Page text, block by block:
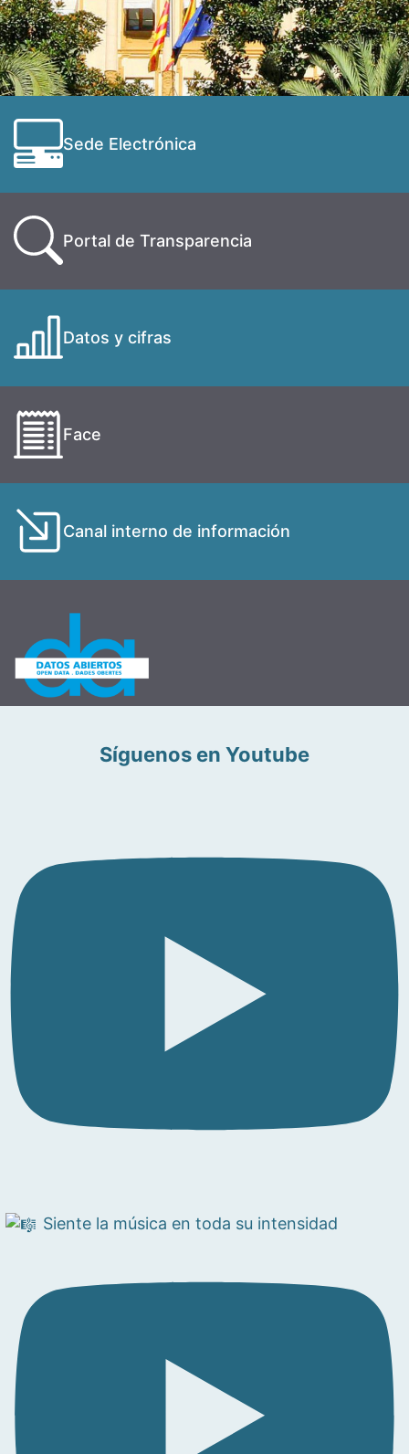
Sede Electrónica
Portal de Transparencia
Datos y cifras
Face
Canal interno de información
Síguenos en Youtube
Siente la música en toda su intensidad